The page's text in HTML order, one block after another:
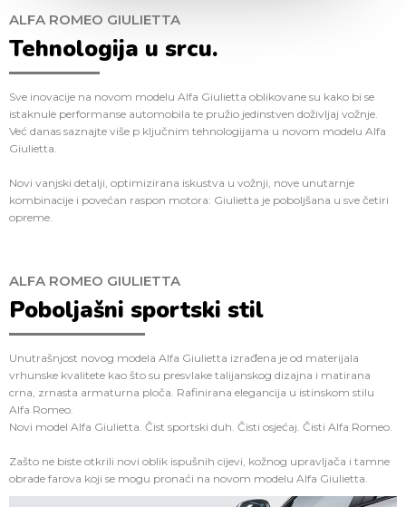
ALFA ROMEO GIULIETTA
Tehnologija u srcu.
Sve inovacije na novom modelu Alfa Giulietta oblikovane su kako bi se
istaknule performanse automobila te pružio jedinstven doživljaj vožnje.
Već danas saznajte više p ključnim tehnologijama u novom modelu Alfa
Giulietta.
Novi vanjski detalji, optimizirana iskustva u vožnji, nove unutarnje
kombinacije i povećan raspon motora: Giulietta je poboljšana u sve četiri
opreme.
ALFA ROMEO GIULIETTA
Poboljašni sportski stil
Unutrašnjost novog modela Alfa Giulietta izrađena je od materijala
vrhunske kvalitete kao što su presvlake talijanskog dizajna i matirana
crna, zrnasta armaturna ploča. Rafinirana elegancija u istinskom stilu
Alfa Romeo.
Novi model Alfa Giulietta. Čist sportski duh. Čisti osjećaj. Čisti Alfa Romeo.
Zašto ne biste otkrili novi oblik ispušnih cijevi, kožnog upravljača i tamne
obrade farova koji se mogu pronaći na novom modelu Alfa Giulietta.